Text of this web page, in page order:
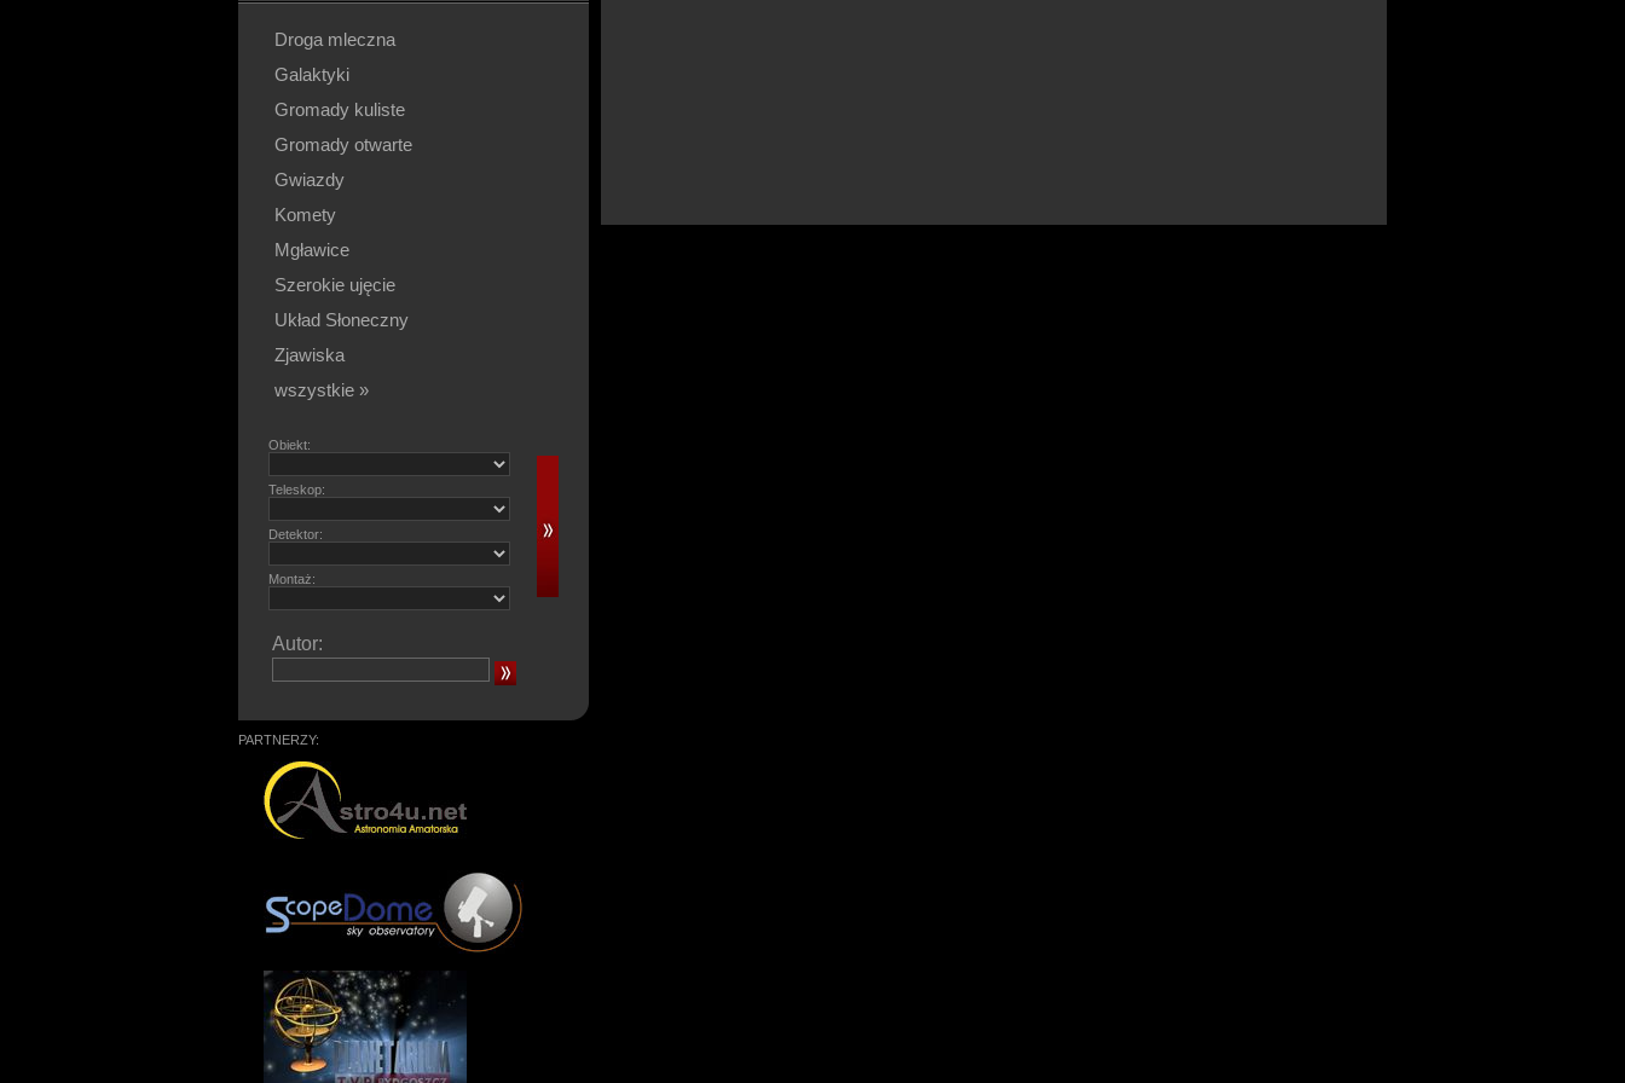
Droga mleczna
Galaktyki
Gromady kuliste
Gromady otwarte
Gwiazdy
Komety
Mgławice
Szerokie ujęcie
Układ Słoneczny
Zjawiska
wszystkie »
Obiekt:
Teleskop:
Detektor:
Montaż:
Autor:
PARTNERZY: